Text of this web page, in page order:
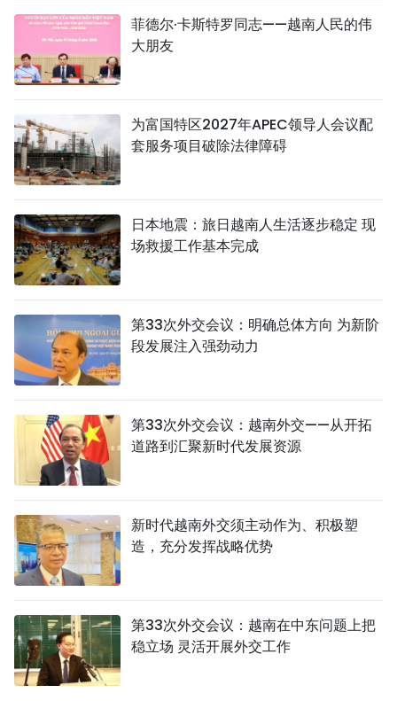
菲德尔·卡斯特罗同志——越南人民的伟
大朋友
为富国特区2027年APEC领导人会议配
套服务项目破除法律障碍
日本地震：旅日越南人生活逐步稳定 现
场救援工作基本完成
第33次外交会议：明确总体方向 为新阶
段发展注入强劲动力
第33次外交会议：越南外交——从开拓
道路到汇聚新时代发展资源
新时代越南外交须主动作为、积极塑
造，充分发挥战略优势
第33次外交会议：越南在中东问题上把
稳立场 灵活开展外交工作